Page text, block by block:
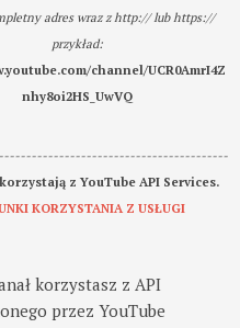
adres wraz z http:// lub https://
przykład:
channel/UCR0AmrI4Z
nhy8oi2HS_UwVQ
z YouTube API Services.
KORZYSTANIA Z USŁUGI
korzystasz z API
przez YouTube